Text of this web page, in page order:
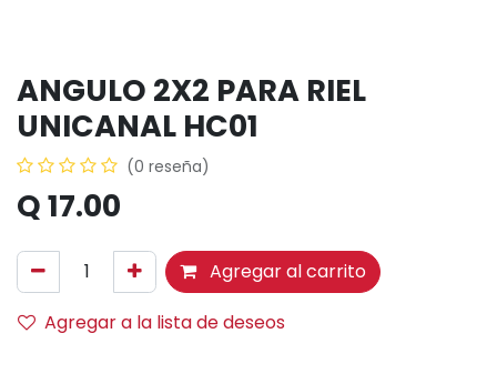
ANGULO 2X2 PARA RIEL
UNICANAL HC01
(0 reseña)
Q17.00
Agregar al carrito
Agregar a la lista de deseos